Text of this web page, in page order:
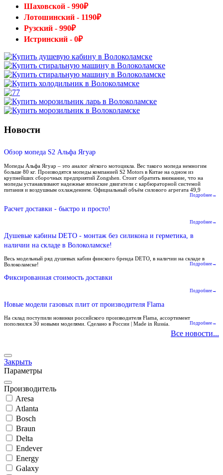
Шаховской - 990₽
Лотошинский - 1190₽
Рузский - 990₽
Истринский - 0₽
Новости
Обзор мопеда S2 Альфа Ягуар
Мопеды Альфа Ягуар – это аналог лёгкого мотоцикла. Вес такого мопеда немногим
больше 80 кг. Производятся мопеды компанией S2 Motors в Китае на одном из
крупнейших сборочных предприятий Zongshen. Стоит обратить внимание, что на
мопеды устанавливают надежные японские двигатели с карбюраторной системой
питания и воздушным охлаждением. Официальный объём силового агрегата 49,9
Подробнее→
Расчет доставки - быстро и просто!
Подробнее→
Душевые кабины DETO - монтаж без силикона и герметика, в
наличии на складе в Волоколамске!
Весь модельный ряд душевых кабин финского бренда DETO, в наличии на складе в
Волоколамске!
Подробнее→
Фиксированная стоимость доставки
Подробнее→
Новые модели газовых плит от производителя Flama
На склад поступили новинки российского производителя Flama, ассортимент
пополнился 30 новыми моделями. Сделано в России | Made in Russia.
Подробнее→
Все новости...
Закрыть
Параметры
Производитель
Aresa
Atlanta
Bosch
Braun
Delta
Endever
Energy
Galaxy